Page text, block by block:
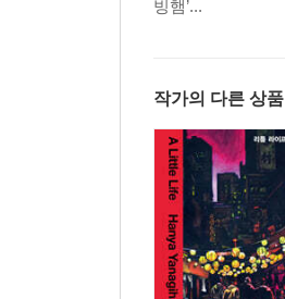
빙햄’...
작가의 다른 상품